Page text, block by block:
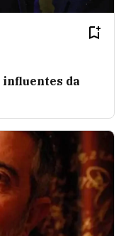
influentes da